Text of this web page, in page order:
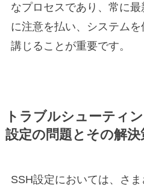
なプロセスであり、常に
に注意を払い、システム
講じることが重要です。
トラブルシューティ
設定の問題とその解決
SSH設定においては、さ